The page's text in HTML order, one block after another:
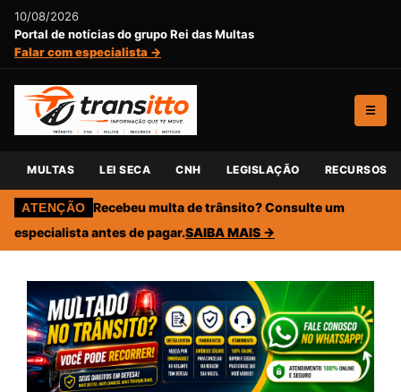
10/08/2026
Portal de notícias do grupo Rei das Multas
Falar com especialista →
☰
MULTAS LEI SECA CNH LEGISLAÇÃO RECURSOS
ATENÇÃO Recebeu multa de trânsito? Consulte um
especialista antes de pagar.SAIBA MAIS →